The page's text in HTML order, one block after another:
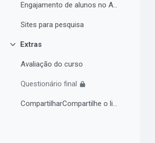
Engajamento de alunos no AVA e Desempenho Acadêmico
Sites para pesquisa
Contrair
Extras
Avaliação do curso
Questionário final
CompartilharCompartilhe o link do curso em suas re...